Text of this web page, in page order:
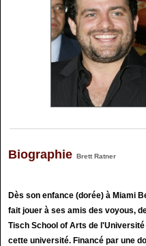
Biographie Brett Ratner
Dès son enfance (dorée) à Miami
fait jouer à ses amis des voyous,
Tisch School of Arts de
cette université. Financé par une